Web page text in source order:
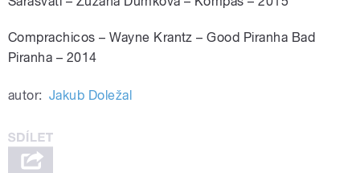
Comprachicos – Wayne Krantz – Good Piranha Bad
Piranha – 2014​
autor: Jakub Doležal